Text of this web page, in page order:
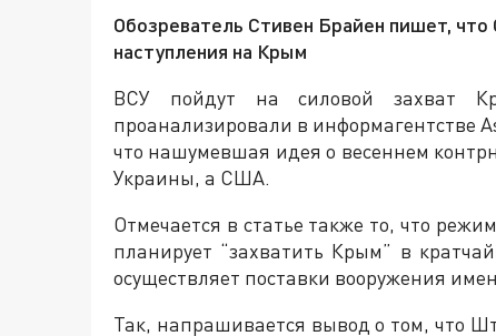
Обозреватель Стивен Брайен пишет,
наступления на Крым
ВСУ пойдут на силовой захват
проанализировали в информагентстве
что нашумевшая идея о весеннем
Украины, а США.
Отмечается в статье также то, что
планирует “захватить Крым” в
осуществляет поставки вооружения
Так, напрашивается вывод о том, что